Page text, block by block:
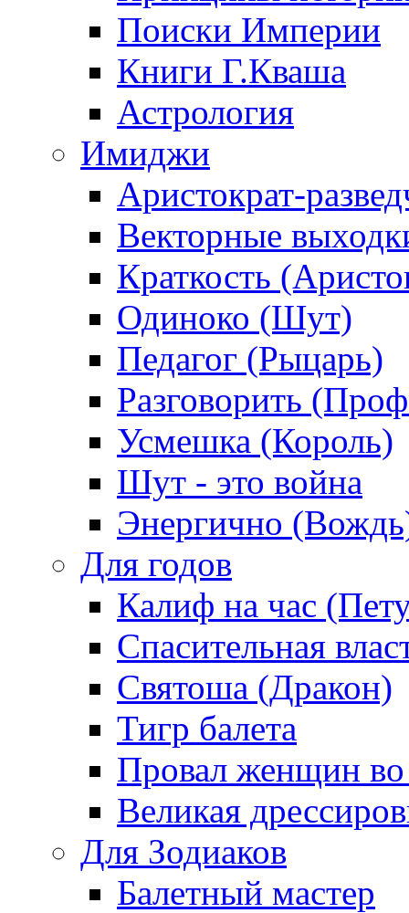
Поиски Империи
Книги Г.Кваша
Астрология
Имиджи
Аристократ-
Векторные
Краткость
Одиноко (Шут)
Педагог (Рыцарь)
Разговорить
Усмешка (Король)
Шут - это война
Энергично
Для годов
Калиф на час
Спасительная
Святоша (Дракон)
Тигр балета
Провал женщин во
Великая
Для Зодиаков
Балетный мастер